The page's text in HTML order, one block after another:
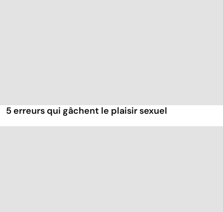
5 erreurs qui gâchent le plaisir sexuel